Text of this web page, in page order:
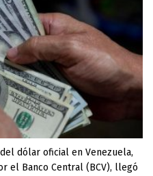
dólar oficial en Venezuela,
el Banco Central (BCV), llegó